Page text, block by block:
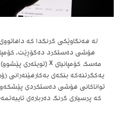
لە هەنگاوێکی گرنگدا کە
کە پرسیاری گرنگ دەربارەی